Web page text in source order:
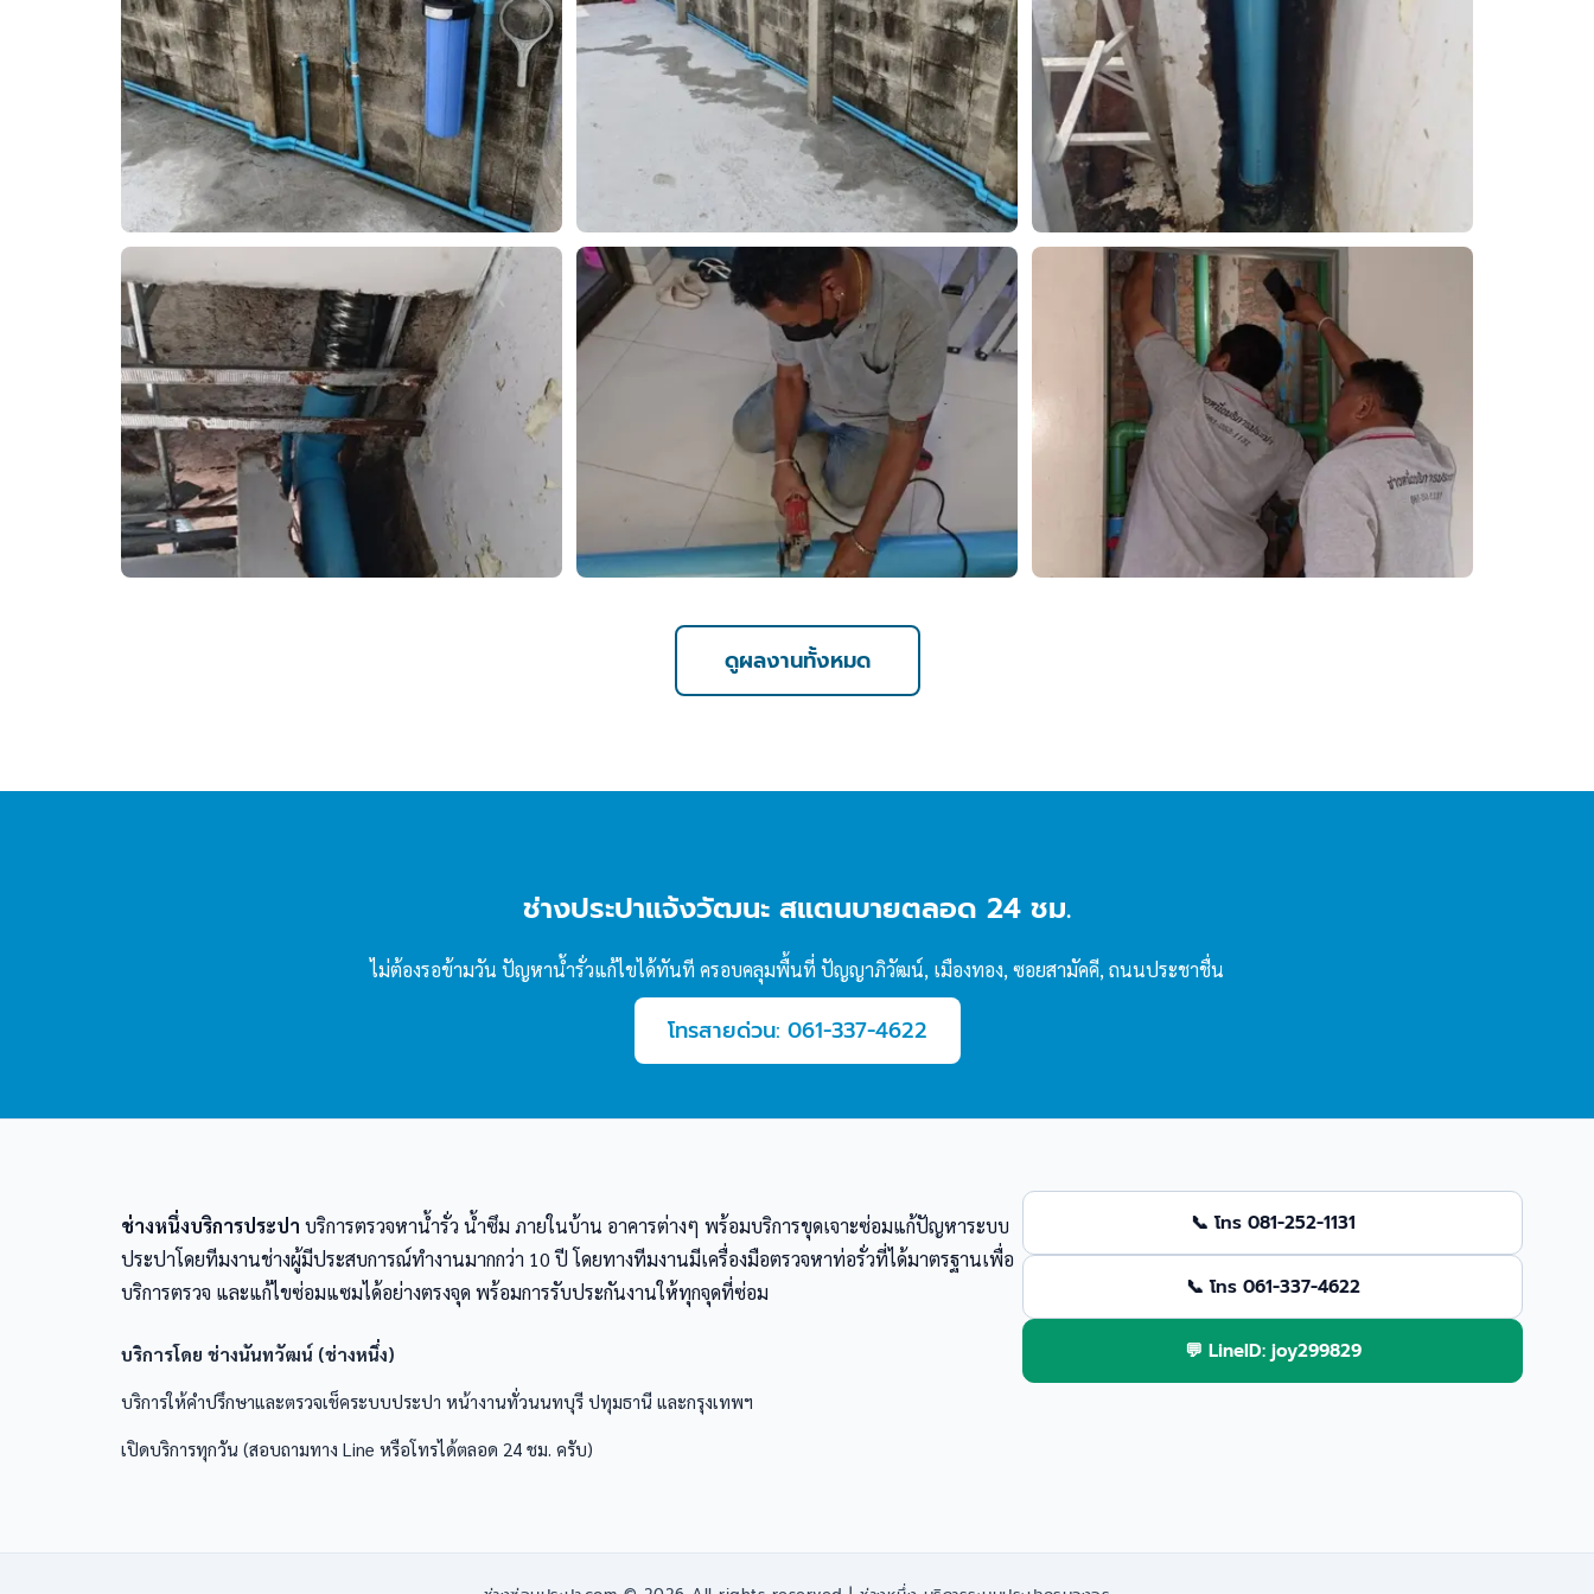
ดูผลงานทั้งหมด
ช่างประปาแจ้งวัฒนะ สแตนบายตลอด 24 ชม.
ไม่ต้องรอข้ามวัน ปัญหาน้ำรั่วแก้ไขได้ทันที ครอบคลุมพื้นที่ ปัญญาภิวัฒน์, เมืองทอง, ซอยสามัคคี, ถนนประชาชื่น
โทรสายด่วน: 061-337-4622
ช่างหนึ่งบริการประปา บริการตรวจหาน้ำรั่ว น้ำซึม ภายในบ้าน อาคารต่างๆ พร้อมบริการขุดเจาะซ่อมแก้ปัญหาระบบ
ประปาโดยทีมงานช่างผู้มีประสบการณ์ทำงานมากกว่า 10 ปี โดยทางทีมงานมีเครื่องมือตรวจหาท่อรั่วที่ได้มาตรฐานเพื่อ
บริการตรวจ และแก้ไขซ่อมแซมได้อย่างตรงจุด พร้อมการรับประกันงานให้ทุกจุดที่ซ่อม
บริการโดย ช่างนันทวัฒน์ (ช่างหนึ่ง)
บริการให้คำปรึกษาและตรวจเช็คระบบประปา หน้างานทั่วนนทบุรี ปทุมธานี และกรุงเทพฯ
เปิดบริการทุกวัน (สอบถามทาง Line หรือโทรได้ตลอด 24 ชม. ครับ)
📞 โทร 081-252-1131
📞 โทร 061-337-4622
💬 LineID: joy299829